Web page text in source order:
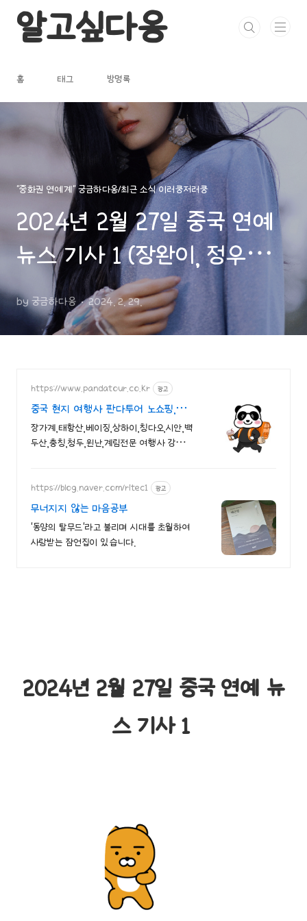
알고싶다옹
홈 태그 방명록
"중화권 연예계" 궁금하다옹/최근 소식 이러쿵저러쿵
2024년 2월 27일 중국 연예
뉴스 기사 1 (장완이, 정우혜,
백록, 류시시, 장신성 등)
by 궁금하다옹 2024. 2. 29.
https://www.pandatour.co.kr 광고
중국 현지 여행사 판다투어 노쇼핑,노옵
션,노팁
장가계,태항산,베이징,상하이,칭다오,시안,백
두산,충칭,청두,윈난,계림전문 여행사 강제쇼
https://blog.naver.com/ritec1 광고
무너지지 않는 마음공부
'동양의 탈무드'라고 불리며 시대를 초월하여
사랑받는 잠언집이 있습니다.
2024년 2월 27일 중국 연예 뉴
스 기사 1